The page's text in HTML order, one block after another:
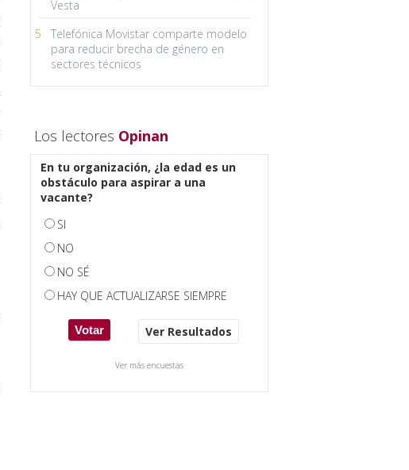
Vesta
5
Telefónica Movistar comparte modelo
para reducir brecha de género en
sectores técnicos
Los lectores Opinan
En tu organización, ¿la edad es un
obstáculo para aspirar a una
vacante?
SI
NO
NO SÉ
HAY QUE ACTUALIZARSE SIEMPRE
Ver Resultados
Ver más encuestas